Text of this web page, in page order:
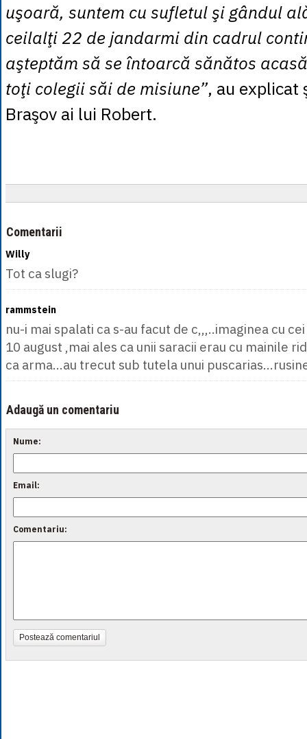
uşoară, suntem cu sufletul şi gândul
ceilalţi 22 de jandarmi din cadrul
aşteptăm să se întoarcă sănătos
toţi colegii săi de misiune”, au explicat
Braşov ai lui Robert.
Comentarii
Willy
Tot ca slugi?
rammstein
nu-i mai spalati ca s-au facut de c,,,..imaginea cu
10 august ,mai ales ca unii saracii erau cu mainile
ca arma...au trecut sub tutela unui
Adaugă un comentariu
Nume:
Email:
Comentariu:
Postează comentariul